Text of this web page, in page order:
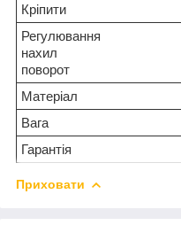
Кріпити
Регулювання
нахил
поворот
Матеріал
Вага
Гарантія
Приховати